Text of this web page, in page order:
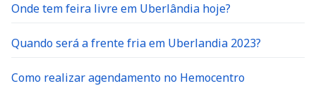
Onde tem feira livre em Uberlândia hoje?
Quando será a frente fria em Uberlandia 2023?
Como realizar agendamento no Hemocentro